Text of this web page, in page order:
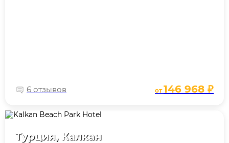
6 отзывов от146 968 ₽
Турция, Калкан